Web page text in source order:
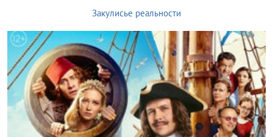
Закулисье реальности